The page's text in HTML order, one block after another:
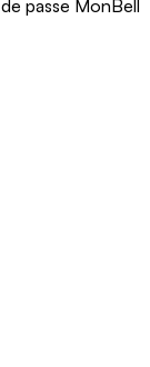
passe MonBell